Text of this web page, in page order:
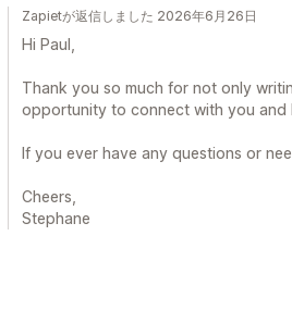
Zapietが返信しました 2026年6月26日
Hi Paul,
Thank you so much for not only
opportunity to connect with you and
If you ever have any questions or
Cheers,
Stephane